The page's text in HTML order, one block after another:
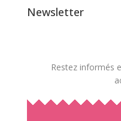
Newsletter
Restez informés